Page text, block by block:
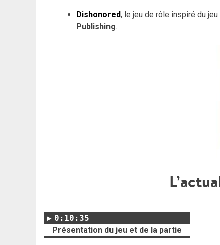
Dishonored, le jeu de rôle inspiré du
Publishing.
0:10:35
Présentation du jeu et de la partie